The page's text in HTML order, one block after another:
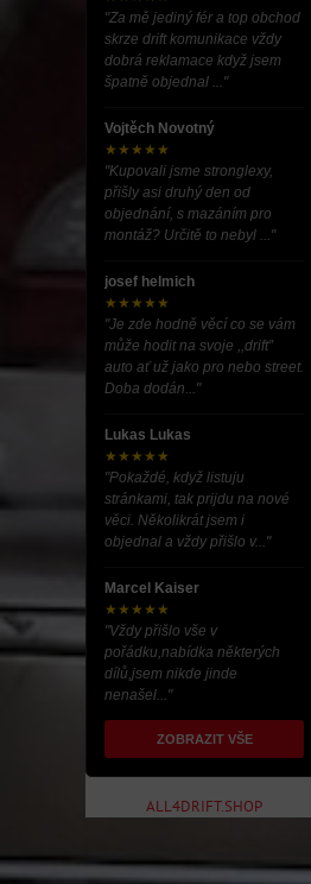
"Za mě jediný fér a top obchod
skrze drift komunikace vždy
dobrá reklamace když jsem
špatně objednal ..."
Vojtěch Novotný
★★★★★
"Kupovali jsme stronglexy,
přišly asi druhý den od
objednání, s mazáním pro
montáž? Určitě to nebyl ..."
josef helmich
★★★★★
"Je zde hodně věcí co se vám
může hodit na svoje ,,drift”
auto ať už jako pro nebo street.
Doba dodán..."
Lukas Lukas
★★★★★
"Pokaždé, když listuju
stránkami, tak prijdu na nové
věci. Několikrát jsem i
objednal a vždy přišlo v..."
Marcel Kaiser
★★★★★
"Vždy přišlo vše v
pořádku,nabídka některých
dílů,jsem nikde jinde
nenašel..."
ZOBRAZIT VŠE
ALL4DRIFT.SHOP